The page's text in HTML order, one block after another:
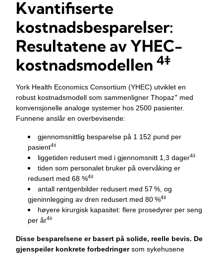
Kvantifiserte
kostnadsbesparelser:
Resultatene av YHEC-
kostnadsmodellen 4‡
York Health Economics Consortium (YHEC) utviklet en
robust kostnadsmodell som sammenligner Thopaz+ med
konvensjonelle analoge systemer hos 2500 pasienter.
Funnene anslår en overbevisende:
gjennomsnittlig besparelse på 1 152 pund per
pasient4‡
liggetiden redusert med i gjennomsnitt 1,3 dager4‡
tiden som personalet bruker på overvåking er
redusert med 68 %4‡
antall røntgenbilder redusert med 57 %, og
gjeninnlegging av dren redusert med 80 %4‡
høyere kirurgisk kapasitet: flere prosedyrer per seng
per år4‡
Disse besparelsene er basert på solide, reelle bevis. De
gjenspeiler konkrete forbedringersom sykehusene